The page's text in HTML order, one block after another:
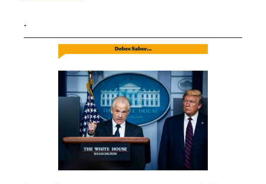
.